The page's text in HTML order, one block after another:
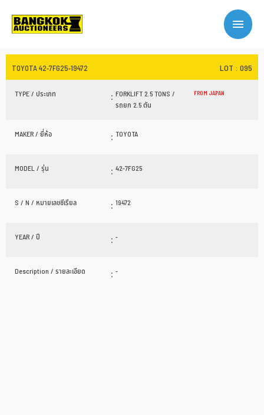
TOYOTA 42-7FG25-19472 LOT : 095
TYPE / ประเภท : FORKLIFT 2.5 TONS /
รถยก 2.5 ตัน
FROM JAPAN
MAKER / ยี่ห้อ : TOYOTA
MODEL / รุ่น : 42-7FG25
S / N / หมายเลขซีเรียล : 19472
YEAR / ปี : -
Description / รายละเอียด : -